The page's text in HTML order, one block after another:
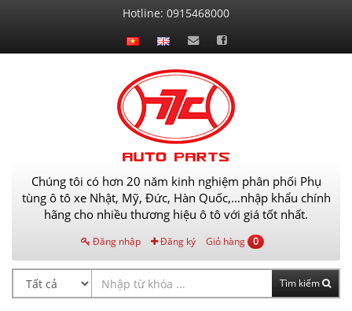
hệ
Hotline: 0915468000
Chúng tôi có hơn 20 năm kinh nghiệm phân phối Phụ
tùng ô tô xe Nhật, Mỹ, Đức, Hàn Quốc,...nhập khẩu chính
hãng cho nhiều thương hiệu ô tô với giá tốt nhất.
Đăng nhập Đăng ký Giỏ hàng 0
Tìm kiếm